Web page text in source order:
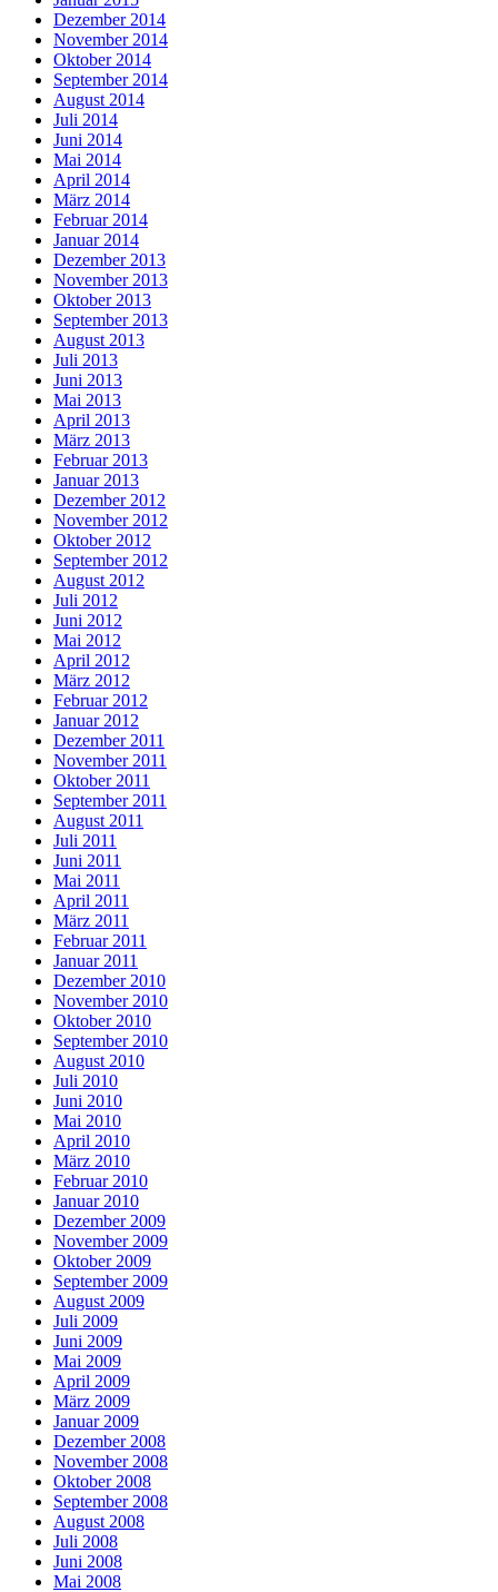
Dezember 2014
November 2014
Oktober 2014
September 2014
August 2014
Juli 2014
Juni 2014
Mai 2014
April 2014
März 2014
Februar 2014
Januar 2014
Dezember 2013
November 2013
Oktober 2013
September 2013
August 2013
Juli 2013
Juni 2013
Mai 2013
April 2013
März 2013
Februar 2013
Januar 2013
Dezember 2012
November 2012
Oktober 2012
September 2012
August 2012
Juli 2012
Juni 2012
Mai 2012
April 2012
März 2012
Februar 2012
Januar 2012
Dezember 2011
November 2011
Oktober 2011
September 2011
August 2011
Juli 2011
Juni 2011
Mai 2011
April 2011
März 2011
Februar 2011
Januar 2011
Dezember 2010
November 2010
Oktober 2010
September 2010
August 2010
Juli 2010
Juni 2010
Mai 2010
April 2010
März 2010
Februar 2010
Januar 2010
Dezember 2009
November 2009
Oktober 2009
September 2009
August 2009
Juli 2009
Juni 2009
Mai 2009
April 2009
März 2009
Januar 2009
Dezember 2008
November 2008
Oktober 2008
September 2008
August 2008
Juli 2008
Juni 2008
Mai 2008